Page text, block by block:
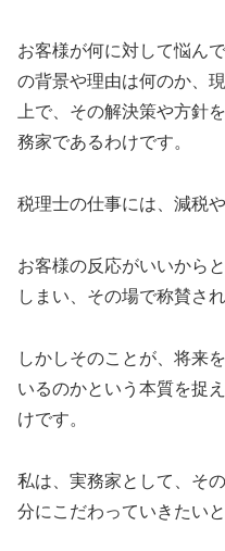
お客様が何に対して悩ん
の背景や理由は何のか、
上で、その解決策や方針
務家であるわけです。
税理士の仕事には、減税
お客様の反応がいいから
しまい、その場で称賛さ
しかしそのことが、将来
いるのかという本質を捉
けです。
私は、実務家として、そ
分にこだわっていきたいと